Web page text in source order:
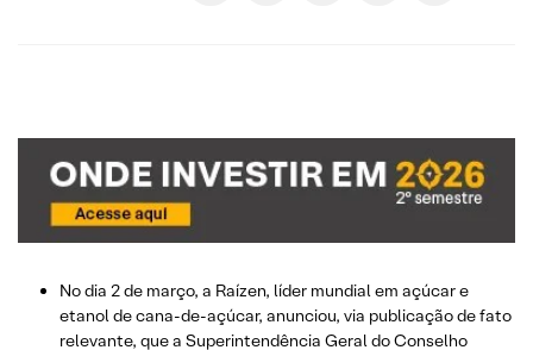
No dia 2 de março, a Raízen, líder mundial em açúcar e
etanol de cana-de-açúcar, anunciou, via publicação de fato
relevante, que a Superintendência Geral do Conselho